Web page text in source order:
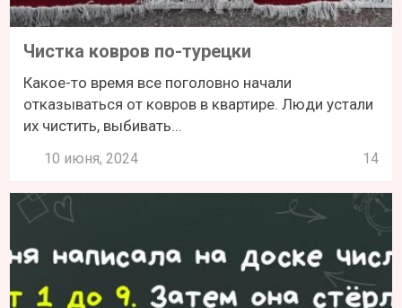
Чистка ковров по-турецки
Какое-то время все поголовно начали
отказываться от ковров в квартире. Люди устали
их чистить, выбивать...
10 июня, 2024 14